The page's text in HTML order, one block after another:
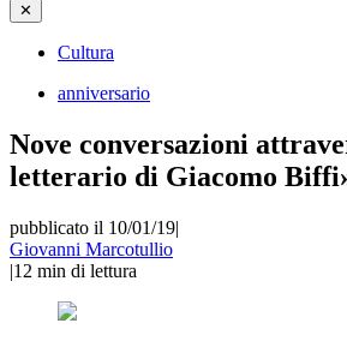
✕
Cultura
anniversario
Nove conversazioni
letterario di Giacomo
pubblicato il 10/01/19|
Giovanni Marcotullio
|12 min di lettura